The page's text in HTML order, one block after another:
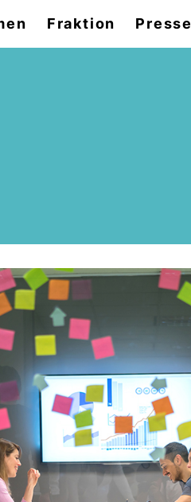
Fraktion Presse